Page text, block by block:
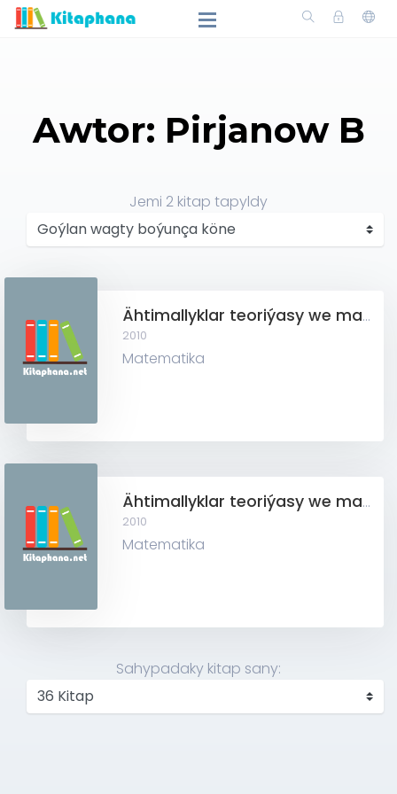
Awtor: Pirjanow B
Jemi 2 kitap tapyldy
Ähtimallyklar teoriýasy we matematiki statistika
2010
Matematika
Ähtimallyklar teoriýasy we matematiki statistika (bookled)
2010
Matematika
Sahypadaky kitap sany: